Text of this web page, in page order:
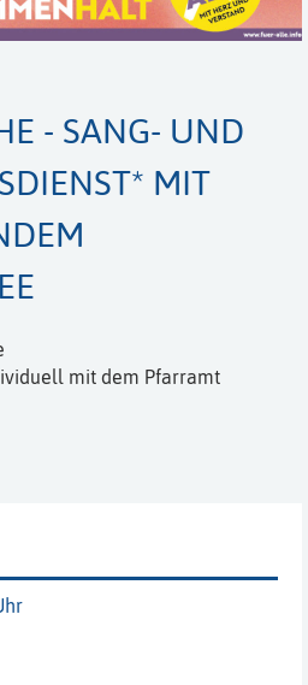
- SANG- UND
MIT
K
mit dem Pfarramt